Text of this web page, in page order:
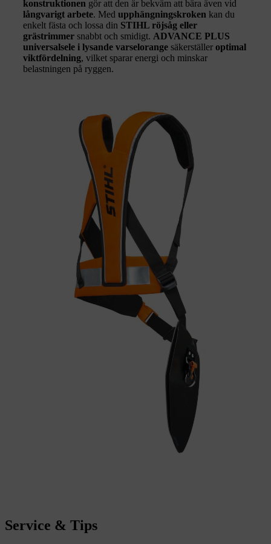
konstruktionen gör att den är bekväm att bära även vid
långvarigt arbete. Med upphängningskroken kan du
enkelt fästa och lossa din STIHL röjsåg eller
grästrimmer snabbt och smidigt. ADVANCE PLUS
universalsele i lysande varselorange säkerställer optimal
viktfördelning, vilket sparar energi och minskar
belastningen på ryggen.
Service & Tips